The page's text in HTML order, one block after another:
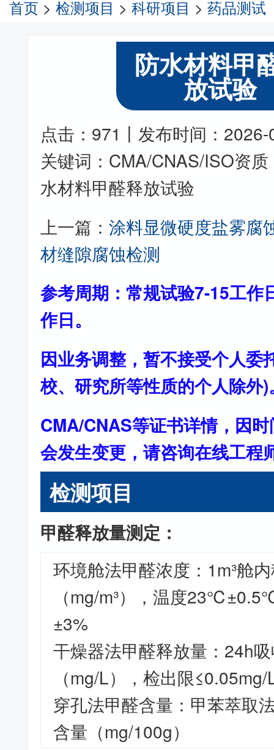
首页 > 检测项目 > 科研项目 > 药品测试
防水材料甲
放试验
点击：971丨发布时间：
关键词：CMA/CNAS/ISO资
水材料甲醛释放试验
上一篇：涂料显微硬度盐雾腐
材缝隙腐蚀检测
参考周期：常规试验7-15工作
作日。
因业务调整，暂不接受个人委
校、研究所等性质的个人除外)
CMA/CNAS等证书详情，因
会发生变更，请咨询在线工程
检测项目
甲醛释放量测定：
环境舱法甲醛浓度：1m³舱
（mg/m³），温度
±3%
干燥器法甲醛释放量：24h
（mg/L），检出限≤0.05mg/
穿孔法甲醛含量：甲苯萃取
含量（mg/100g）